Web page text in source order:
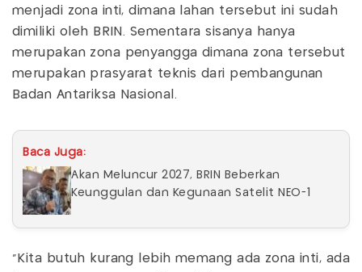
menjadi zona inti, dimana lahan tersebut ini sudah
dimiliki oleh BRIN. Sementara sisanya hanya
merupakan zona penyangga dimana zona tersebut
merupakan prasyarat teknis dari pembangunan
Badan Antariksa Nasional.
Baca Juga:
Akan Meluncur 2027, BRIN Beberkan
Keunggulan dan Kegunaan Satelit NEO-1
“Kita butuh kurang lebih memang ada zona inti, ada